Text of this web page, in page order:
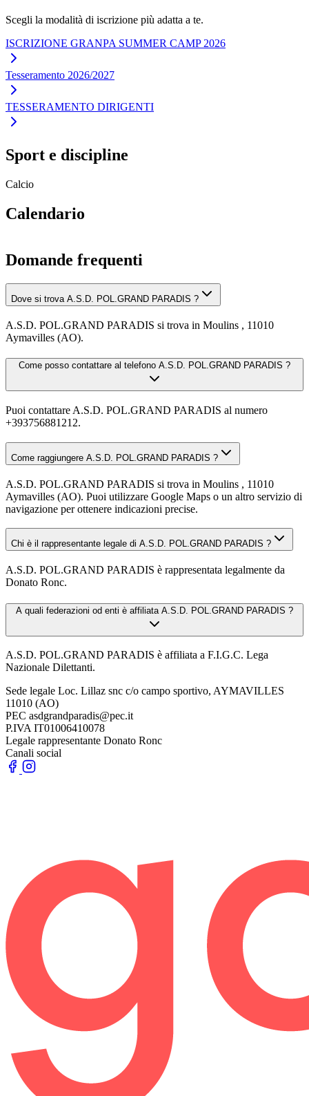
Scegli la modalità di iscrizione più adatta a te.
ISCRIZIONE GRANPA SUMMER CAMP 2026
Tesseramento 2026/2027
TESSERAMENTO DIRIGENTI
Sport e discipline
Calcio
Calendario
Domande frequenti
Dove si trova A.S.D. POL.GRAND PARADIS ?
A.S.D. POL.GRAND PARADIS si trova in Moulins , 11010
Aymavilles (AO).
Come posso contattare al telefono A.S.D. POL.GRAND PARADIS ?
Puoi contattare A.S.D. POL.GRAND PARADIS al numero
+393756881212.
Come raggiungere A.S.D. POL.GRAND PARADIS ?
A.S.D. POL.GRAND PARADIS si trova in Moulins , 11010
Aymavilles (AO). Puoi utilizzare Google Maps o un altro servizio di
navigazione per ottenere indicazioni precise.
Chi è il rappresentante legale di A.S.D. POL.GRAND PARADIS ?
A.S.D. POL.GRAND PARADIS è rappresentata legalmente da
Donato Ronc.
A quali federazioni od enti è affiliata A.S.D. POL.GRAND PARADIS ?
A.S.D. POL.GRAND PARADIS è affiliata a F.I.G.C. Lega
Nazionale Dilettanti.
Sede legale Loc. Lillaz snc c/o campo sportivo, AYMAVILLES
11010 (AO)
PEC asdgrandparadis@pec.it
P.IVA IT01006410078
Legale rappresentante Donato Ronc
Canali social